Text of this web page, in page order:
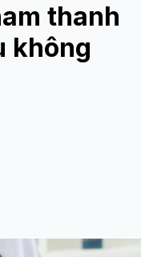
thanh
không